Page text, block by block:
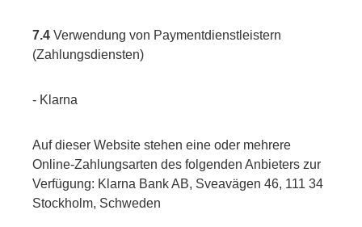
7.4 Verwendung von Paymentdienstleistern
(Zahlungsdiensten)
- Klarna
Auf dieser Website stehen eine oder mehrere
Online-Zahlungsarten des folgenden Anbieters zur
Verfügung: Klarna Bank AB, Sveavägen 46, 111 34
Stockholm, Schweden